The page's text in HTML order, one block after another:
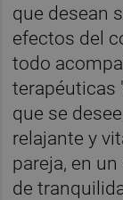
que desean
efectos del
todo
terapéuticas
que se
relajante y
pareja, en
de